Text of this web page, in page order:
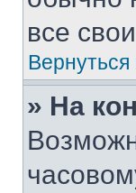
все
Вернуться
» На